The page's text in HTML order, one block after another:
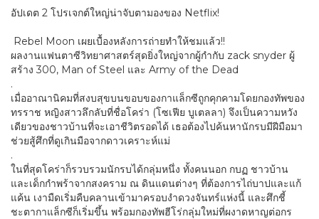
อัปเดต 2 โปรเจกต์ใหญ่น่าจับตามองของ Netflix!
Rebel Moon เผยเบื้องหลังการถ่ายทำให้ชมแล้ว!!
ผลงานแฟนตาซีวิทยาศาสตร์สุดยิ่งใหญ่จากผู้กำกับ zack snyder ผู้
สร้าง 300, Man of Steel และ Army of the Dead
.
เมื่ออาณานิคมที่สงบสุขบนขอบของกาแล็กซีถูกคุกคามโดยกองทัพของ
ทรราช หญิงสาวลึกลับที่ชื่อโคร่า (โซเฟีย บูเตลลา) จึงเป็นความหวัง
เดียวของชาวบ้านที่จะเอาชีวิตรอดได้ เธอต้องไปค้นหานักรบมีฝีมือมา
ช่วยสู้ศึกที่ดูเกินมือจากดาวเคราะห์แม่
.
ในที่สุดโคร่าก็รวบรวมนักรบได้กลุ่มหนึ่ง ทั้งคนนอก กบฏ ชาวบ้าน
และเด็กกำพร้าจากสงคราม ณ ดินแดนต่างๆ ที่ต้องการไถ่บาปและแก้
แค้น เงามืดเริ่มคืบคลานเข้ามาครอบงำดวงจันทร์แห่งนี้ และศึกชี้
ชะตากาแล็กซีก็เริ่มขึ้น พร้อมกองทัพฮีโร่กลุ่มใหม่ที่ผงาดหาญต่อกร